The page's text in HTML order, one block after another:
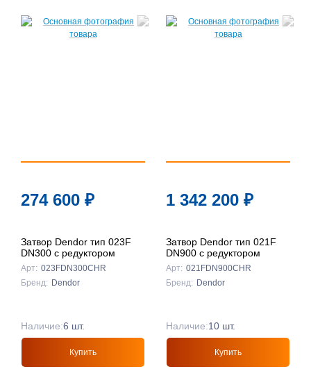
274 600 ₽
Затвор Dendor тип 023F
DN300 с редуктором
Арт: 023FDN300CHR
Бренд: Dendor
Наличие:6 шт.
Купить
1 342 200 ₽
Затвор Dendor тип 021F
DN900 с редуктором
Арт: 021FDN900CHR
Бренд: Dendor
Наличие:10 шт.
Купить